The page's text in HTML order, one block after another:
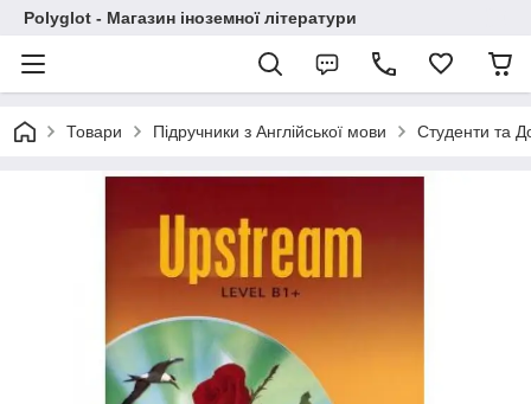
Polyglot - Магазин іноземної літератури
Товари Підручники з Англійської мови Студенти та